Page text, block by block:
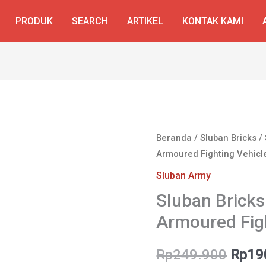
PRODUK SEARCH ARTIKEL KONTAK KAMI
Beranda /Sluban Bricks /
Armoured Fighting
Sluban Army
Sluban
Armoured
Rp249.900 Rp